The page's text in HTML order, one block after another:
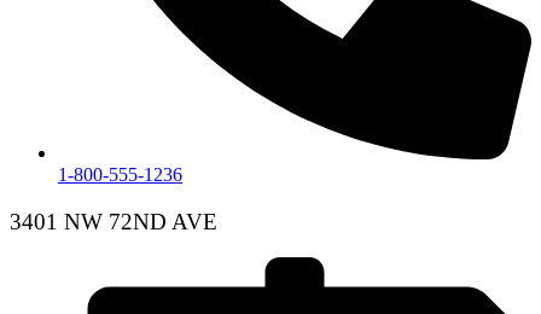
1-800-555-1236
3401 NW 72ND AVE